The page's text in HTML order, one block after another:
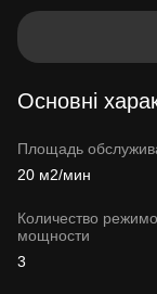
Основні
Площадь
20 м2/мин
Количество
мощности
3